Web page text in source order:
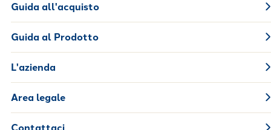
Guida all'acquisto
Guida al Prodotto
L'azienda
Area legale